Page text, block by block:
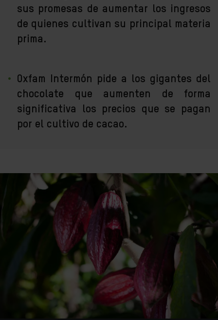
sus promesas de aumentar los ingresos
de quienes cultivan su principal materia
prima.
Oxfam Intermón pide a los gigantes del
chocolate que aumenten de forma
significativa los precios que se pagan
por el cultivo de cacao.